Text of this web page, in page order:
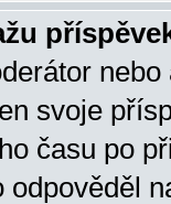
svoje
času po
odpověděl